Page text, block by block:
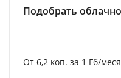
Подобрать
От 6,2 коп. за 1 Гб/